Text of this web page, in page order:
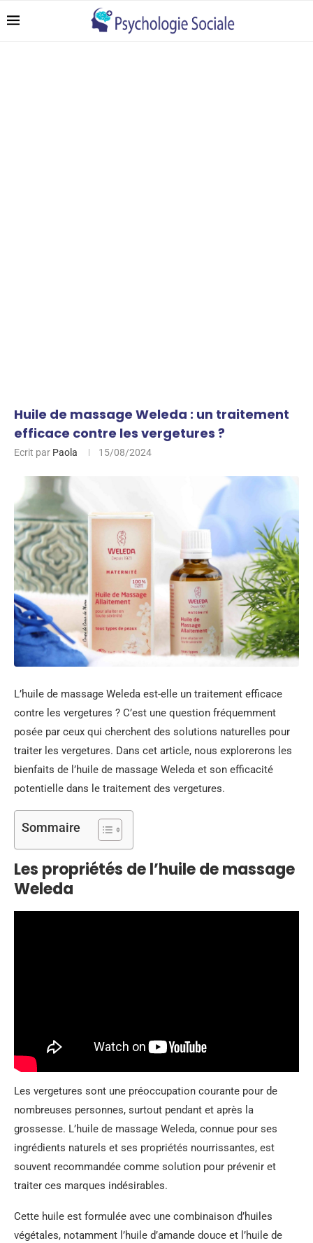
Huile de massage Weleda : un traitement
efficace contre les vergetures ?
Ecrit par Paola 15/08/2024
L’huile de massage Weleda est-elle un traitement efficace
contre les vergetures ? C’est une question fréquemment
posée par ceux qui cherchent des solutions naturelles pour
traiter les vergetures. Dans cet article, nous explorerons les
bienfaits de l’huile de massage Weleda et son efficacité
potentielle dans le traitement des vergetures.
Sommaire
Les propriétés de l’huile de massage
Weleda
Les vergetures sont une préoccupation courante pour de
nombreuses personnes, surtout pendant et après la
grossesse. L’huile de massage Weleda, connue pour ses
ingrédients naturels et ses propriétés nourrissantes, est
souvent recommandée comme solution pour prévenir et
traiter ces marques indésirables.
Cette huile est formulée avec une combinaison d’huiles
végétales, notamment l’huile d’amande douce et l’huile de